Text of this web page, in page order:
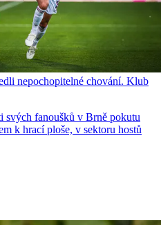
nepochopitelné chování. Klub
svých fanoušků v Brně pokutu
k hrací ploše, v sektoru hostů